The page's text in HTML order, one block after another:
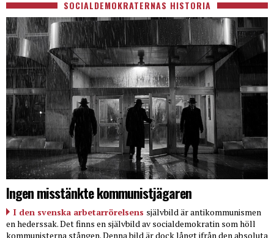
SOCIALDEMOKRATERNAS HISTORIA
Ingen misstänkte kommunistjägaren
I den svenska arbetarrörelsens självbild är antikommunismen
en hederssak. Det finns en självbild av socialdemokratin som höll
kommunisterna stången. Denna bild är dock långt ifrån den absoluta